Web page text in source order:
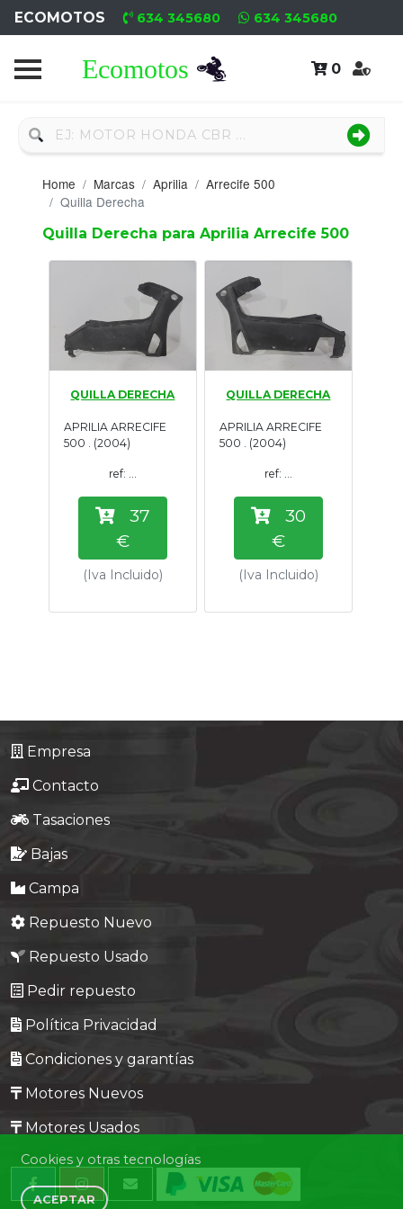
ECOMOTOS 634 345680 634 345680
0
Home
Nuevo
Neumáticos
Campa
Motores
Usados
Tasaciones
Formulario
Empresa
Contacto
Home Marcas Aprilia
Arrecife 500
Quilla Derecha
Quilla Derecha para Aprilia Arrecife 500
QUILLA DERECHA
APRILIA ARRECIFE
500 . (2004)
ref: ...
37
€
(Iva Incluido)
QUILLA DERECHA
APRILIA ARRECIFE
500 . (2004)
ref: ...
30
€
(Iva Incluido)
Empresa
Contacto
Tasaciones
Bajas
Campa
Repuesto Nuevo
Repuesto Usado
Pedir repuesto
Política Privacidad
Condiciones y garantías
Motores Nuevos
Motores Usados
Cookies y otras tecnologías
ACEPTAR